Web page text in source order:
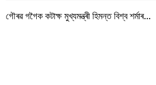
গৌৰৱ গগৈক কটাক্ষ মুখ্যমন্ত্ৰী হিমন্ত বিশ্ব শৰ্মাৰ...